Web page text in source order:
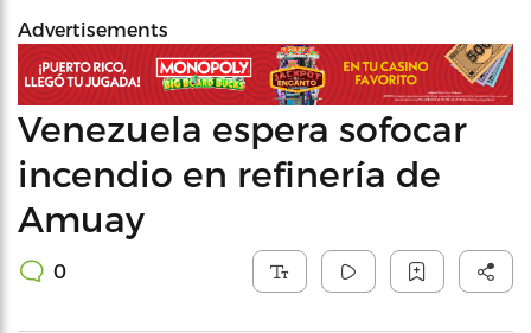
Advertisements
Venezuela espera sofocar
incendio en refinería de
Amuay
0